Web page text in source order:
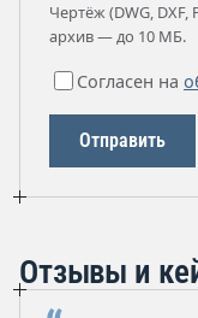
Чертёж (DWG, DXF,
архив — до 10 МБ.
Согласен на
Отправить
Отзывы и